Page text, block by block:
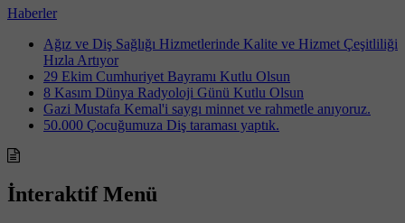
Haberler
Ağız ve Diş Sağlığı Hizmetlerinde Kalite ve Hizmet Çeşitliliği
Hızla Artıyor
29 Ekim Cumhuriyet Bayramı Kutlu Olsun
8 Kasım Dünya Radyoloji Günü Kutlu Olsun
Gazi Mustafa Kemal'i saygı minnet ve rahmetle anıyoruz.
50.000 Çocuğumuza Diş taraması yaptık.
İnteraktif Menü